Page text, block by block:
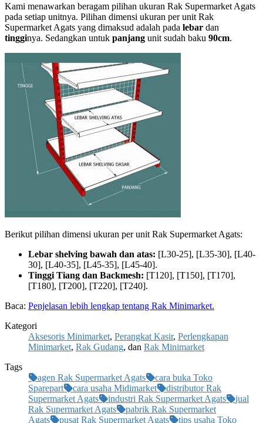
Kami menawarkan beragam pilihan ukuran Rak Supermarket Agats
pada setiap unitnya. Pilihan dimensi ukuran per unit Rak
Supermarket Agats yang dimaksud adalah pada lebar dan
tingginya. Sedangkan untuk panjang unit sudah baku 90cm.
Berikut pilihan dimensi ukuran per unit Rak Supermarket Agats:
Lebar shelving bawah dan atas: [L30-25], [L35-30], [L40-
30], [L40-35], [L45-35], [L45-40].
Tinggi Tiang dan Backmesh: [T120], [T150], [T170],
[T180], [T200], [T220], [T240].
Baca: Penjelasan lebih lengkap tentang Rak Minimarket.
Kategori
Aksesoris Minimarket, Perangkat Kasir, Perlengkapan
Minimarket, Rak Gudang, dan Rak Minimarket
Tags
agen Rak Supermarket Agats
cara buka Toko
Sparepart
cara usaha Midimarket
distributor Rak
Supermarket Agats
industri Rak Supermarket Agats
jual
Rak Supermarket Agats
pabrik Rak Supermarket
Agats
pusat Rak Supermarket Agats tips usaha Toko